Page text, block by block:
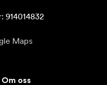
914014832
Maps
Om oss